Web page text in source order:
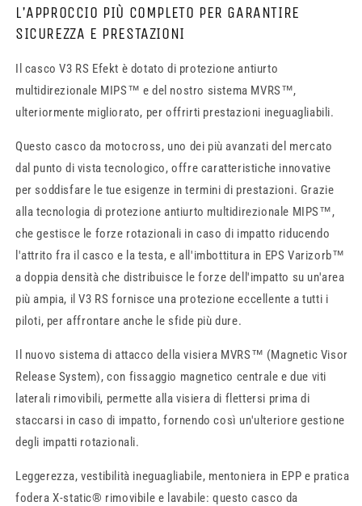
L'APPROCCIO PIÙ COMPLETO PER GARANTIRE
SICUREZZA E PRESTAZIONI
Il casco V3 RS Efekt è dotato di protezione antiurto
multidirezionale MIPS™ e del nostro sistema MVRS™,
ulteriormente migliorato, per offrirti prestazioni ineguagliabili.
Questo casco da motocross, uno dei più avanzati del mercato
dal punto di vista tecnologico, offre caratteristiche innovative
per soddisfare le tue esigenze in termini di prestazioni. Grazie
alla tecnologia di protezione antiurto multidirezionale MIPS™,
che gestisce le forze rotazionali in caso di impatto riducendo
l'attrito fra il casco e la testa, e all'imbottitura in EPS Varizorb™
a doppia densità che distribuisce le forze dell'impatto su un'area
più ampia, il V3 RS fornisce una protezione eccellente a tutti i
piloti, per affrontare anche le sfide più dure.
Il nuovo sistema di attacco della visiera MVRS™ (Magnetic Visor
Release System), con fissaggio magnetico centrale e due viti
laterali rimovibili, permette alla visiera di flettersi prima di
staccarsi in caso di impatto, fornendo così un'ulteriore gestione
degli impatti rotazionali.
Leggerezza, vestibilità ineguagliabile, mentoniera in EPP e pratica
fodera X-static® rimovibile e lavabile: questo casco da